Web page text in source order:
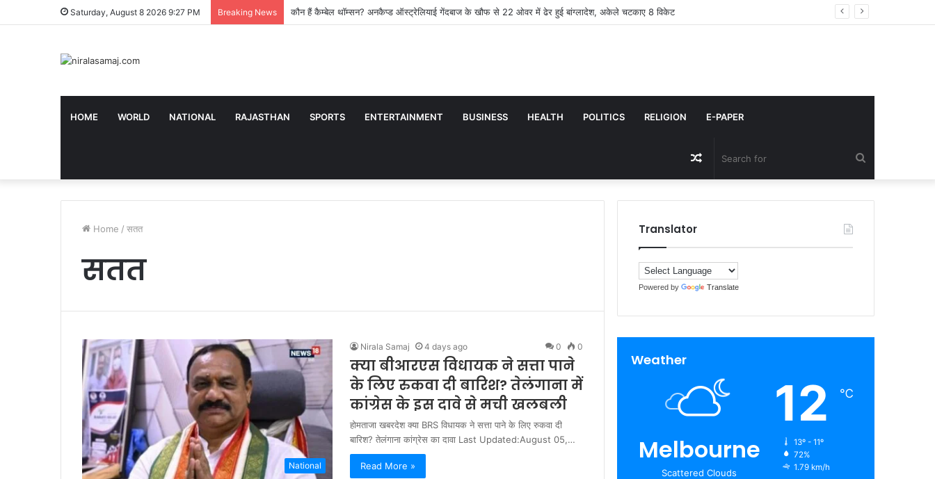
Saturday, August 8 2026 9:27 PM Breaking News Alwar News : पति को नशीला पदार्थ खिलाकर प्रेमी संग हुई फरार, 3 साल बाद पुलिस ने किया गिरफ्तार
HOME WORLD NATIONAL RAJASTHAN SPORTS ENTERTAINMENT BUSINESS HEALTH POLITICS RELIGION E-PAPER
for
Random
Article
Home / सतत
सतत
National
Nirala Samaj 4 days ago 0 0
क्या बीआरएस विधायक ने सत्ता पाने
के लिए रुकवा दी बारिश? तेलंगाना में
कांग्रेस के इस दावे से मची खलबली
होमताजा खबरदेश क्या BRS विधायक ने सत्ता पाने के लिए रुकवा दी
बारिश? तेलंगाना कांग्रेस का दावा Last Updated:August 05,…
Read More »
Translator
Powered by Translate
Weather
Melbourne
Scattered Clouds
12 ℃
13º - 11º
72%
1.79 km/h